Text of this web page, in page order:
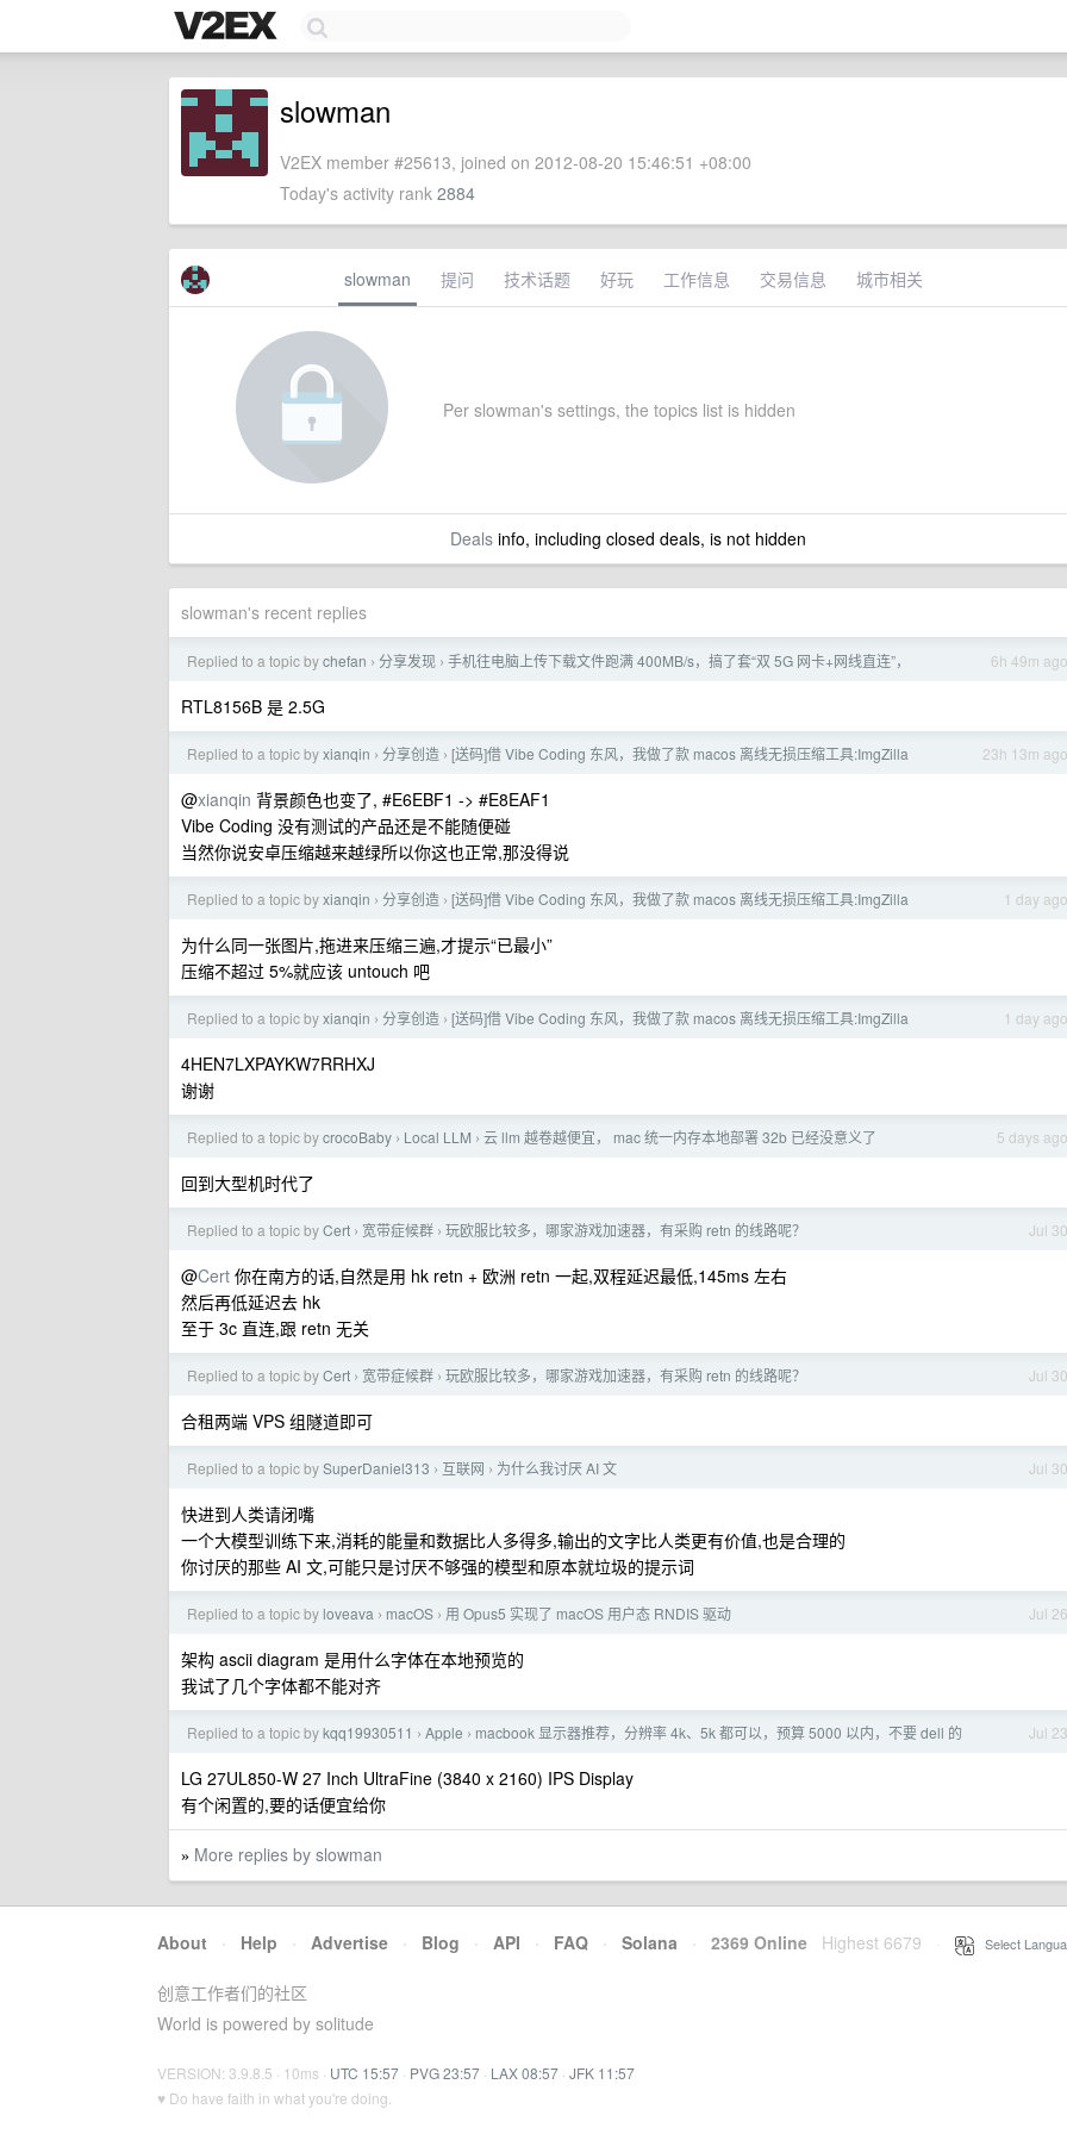
slowman
V2EX member #25613, joined on 2012-08-20 15:46:51 +08:00
Today's activity rank 2884
slowman 提问 技术话题 好玩 工作信息 交易信息 城市相关
Per slowman's settings, the topics list is hidden
Dealsinfo, including closed deals, is not hidden
slowman's recent replies
6h 49m ago
Replied to a topic bychefan › 分享发现 › 手机往电脑上传下载文件跑满 400MB/s，搞了套“双 5G 网卡+网线直连”，
RTL8156B 是 2.5G
23h 13m ago
Replied to a topic byxianqin › 分享创造 › [送码]借 Vibe Coding 东风，我做了款 macos 离线无损压缩工具:ImgZilla
@xianqin 背景颜色也变了, #E6EBF1 -> #E8EAF1
Vibe Coding 没有测试的产品还是不能随便碰
当然你说安卓压缩越来越绿所以你这也正常,那没得说
1 day ago
Replied to a topic byxianqin › 分享创造 › [送码]借 Vibe Coding 东风，我做了款 macos 离线无损压缩工具:ImgZilla
为什么同一张图片,拖进来压缩三遍,才提示“已最小”
压缩不超过 5%就应该 untouch 吧
1 day ago
Replied to a topic byxianqin › 分享创造 › [送码]借 Vibe Coding 东风，我做了款 macos 离线无损压缩工具:ImgZilla
4HEN7LXPAYKW7RRHXJ
谢谢
5 days ago
Replied to a topic bycrocoBaby › Local LLM › 云 llm 越卷越便宜， mac 统一内存本地部署 32b 已经没意义了
回到大型机时代了
Jul 30
Replied to a topic byCert › 宽带症候群 › 玩欧服比较多，哪家游戏加速器，有采购 retn 的线路呢？
@Cert 你在南方的话,自然是用 hk retn + 欧洲 retn 一起,双程延迟最低,145ms 左右
然后再低延迟去 hk
至于 3c 直连,跟 retn 无关
Jul 30
Replied to a topic byCert › 宽带症候群 › 玩欧服比较多，哪家游戏加速器，有采购 retn 的线路呢？
合租两端 VPS 组隧道即可
Jul 30
Replied to a topic bySuperDaniel313 › 互联网 › 为什么我讨厌 AI 文
快进到人类请闭嘴
一个大模型训练下来,消耗的能量和数据比人多得多,输出的文字比人类更有价值,也是合理的
你讨厌的那些 AI 文,可能只是讨厌不够强的模型和原本就垃圾的提示词
Jul 26
Replied to a topic by loveava › macOS › 用 Opus5 实现了 macOS 用户态 RNDIS 驱动
架构 ascii diagram 是用什么字体在本地预览的
我试了几个字体都不能对齐
Jul 23
Replied to a topic bykqq19930511 › Apple › macbook 显示器推荐，分辨率 4k、5k 都可以，预算 5000 以内，不要 dell 的
LG 27UL850-W 27 Inch UltraFine (3840 x 2160) IPS Display
有个闲置的,要的话便宜给你
» More replies by slowman
About · Help · Advertise · Blog · API · FAQ · Solana · 2369 Online Highest 6679 Select
创意工作者们的社区
World is powered by solitude
VERSION: 3.9.8.5 · 10ms · UTC 15:57 · PVG 23:57 · LAX 08:57 · JFK 11:57
♥ Do have faith in what you're doing.